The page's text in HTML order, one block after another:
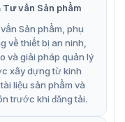
ED-0919 được sử
vực bảo vệ của cửa
dụng được cung
các nhà cung
0919, nhân viên
vấn Sản phẩm
Sản phẩm, phụ
về thiết bị an ninh,
và giải pháp quản lý
xây dựng từ kinh
liệu sản phẩm và
trước khi đăng tải.